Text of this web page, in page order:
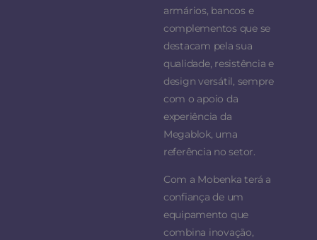
armários, bancos e
complementos que se
destacam pela sua
qualidade, resistência e
design versátil, sempre
com o apoio da
experiência da
Megablok, uma
referência no setor.
Com a Mobenka terá a
confiança de um
equipamento que
combina inovação,